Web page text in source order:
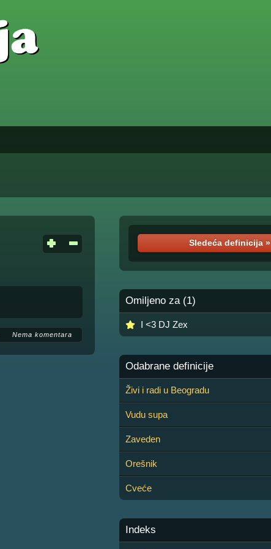
Nema komentara
Sledeća definicija »
Omiljeno za (1)
I <3 DJ Zex
Odabrane definicije
Živi i radi u Beogradu
Vudu supa
Zaveden
Orešnik
Cveće
Indeks